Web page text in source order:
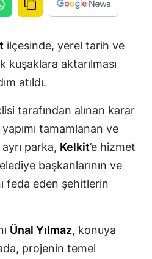
Hatay
Isparta
Mersin
İstanbul
İzmir
Kars
Kastamonu
Kayseri
ilçesinde, yerel tarih ve
kuşaklara aktarılması
atıldı.
tarafından alınan karar
tamamlanan ve
parka, Kelkit’e hizmet
başkanlarının ve
feda eden şehitlerin
Ünal Yılmaz, konuya
projenin temel